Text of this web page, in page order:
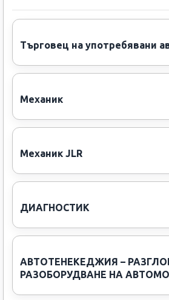
Търговец на употребявани
Механик
Механик JLR
ДИАГНОСТИК
АВТОТЕНЕКЕДЖИЯ –
РАЗОБОРУДВАНЕ НА